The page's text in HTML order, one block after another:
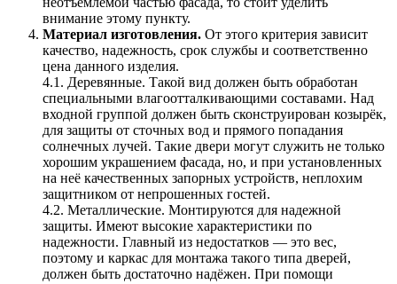
внимание этому пункту.
Материал изготовления. От этого критерия зависит
качество, надежность, срок службы и соответственно
цена данного изделия.
4.1. Деревянные. Такой вид должен быть обработан
специальными влагоотталкивающими составами. Над
входной группой должен быть сконструирован козырёк,
для защиты от сточных вод и прямого попадания
солнечных лучей. Такие двери могут служить не только
хорошим украшением фасада, но, и при установленных
на неё качественных запорных устройств, неплохим
защитником от непрошенных гостей.
4.2. Металлические. Монтируются для надежной
защиты. Имеют высокие характеристики по
надежности. Главный из недостатков — это вес,
поэтому и каркас для монтажа такого типа дверей,
должен быть достаточно надёжен. При помощи